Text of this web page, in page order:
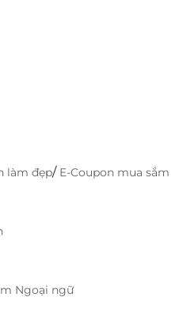
món quà tuyệt vời dành
thẻ quà tặng Baoz
làm đẹp/ E-Coupon mua sắm
Ngoại ngữ